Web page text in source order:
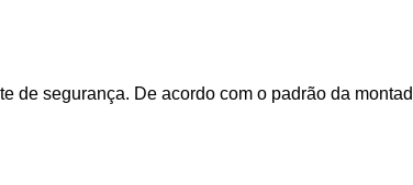
de segurança. De acordo com o padrão da